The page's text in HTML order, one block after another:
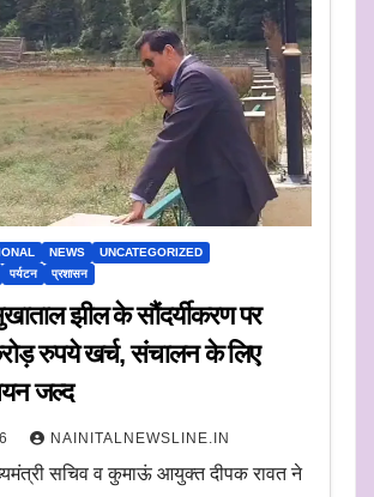
NEWS
UNCATEGORIZED
पर्यटन प्रशासन
झील के सौंदर्यीकरण पर
रुपये खर्च, संचालन के लिए
जल्द
NAINITALNEWSLINE.IN
सचिव व कुमाऊं आयुक्त दीपक रावत ने